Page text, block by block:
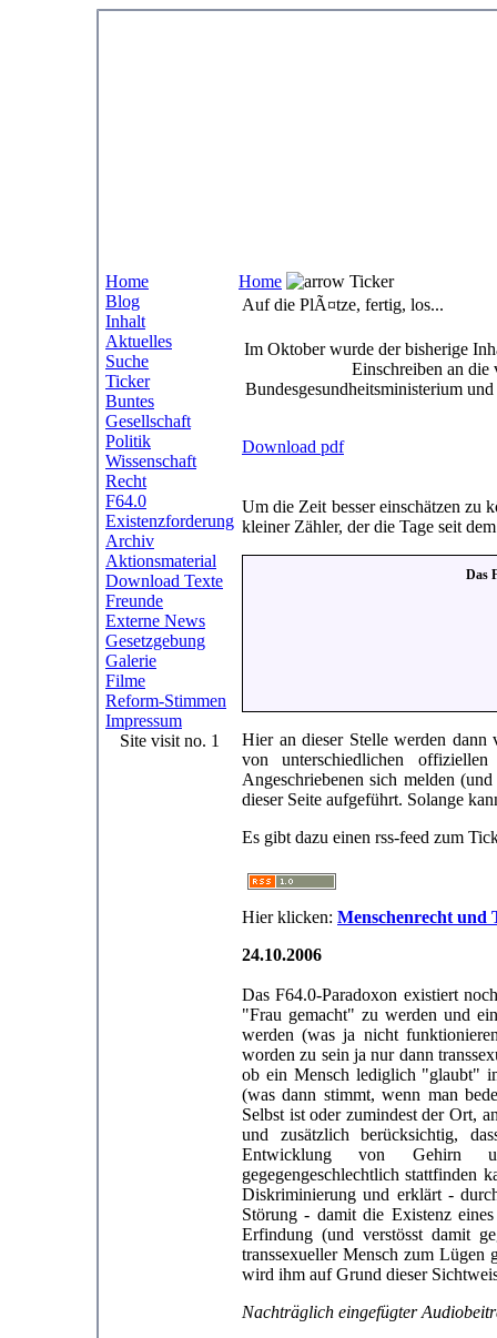
Home
Blog
Inhalt
Aktuelles
Suche
Ticker
Buntes
Gesellschaft
Politik
Wissenschaft
Recht
F64.0
Existenzforderung
Archiv
Aktionsmaterial
Download Texte
Freunde
Externe News
Gesetzgebung
Galerie
Filme
Reform-Stimmen
Impressum
Site visit no. 1
Home
Ticker
Auf die PlÃ¤tze, fertig, los...
Im Oktober wurde der bisherige
Einschreiben an die
Bundesgesundheitsministerium
Download pdf
Um die Zeit besser einschätzen zu
kleiner Zähler, der die Tage seit
Das
Hier an dieser Stelle werden dann
von unterschiedlichen
Angeschriebenen sich melden
dieser Seite aufgeführt. Solange
Es gibt dazu einen rss-feed zum
Hier klicken: Menschenrecht und
24.10.2006
DasF64.0-Paradoxon existiert
"Frau gemacht" zu werden und
werden (was ja nicht
worden zu sein ja nur dann
ob ein Mensch lediglich "glaubt"
(was dann stimmt, wenn man
Selbst ist oder zumindest der Ort,
und zusätzlich berücksichtig,
Entwicklung von Gehirn
gegegengeschlechtlich stattfinden
Diskriminierung und erklärt -
Störung - damit die Existenz
Erfindung (und verstösst damit
transsexueller Mensch zum Lügen
wird ihm auf Grund dieser
Nachträglich eingefügter